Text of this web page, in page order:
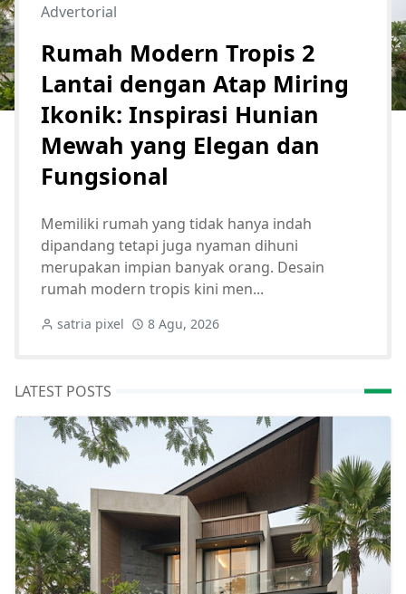
Advertorial
Rumah Modern Tropis 2
Lantai dengan Atap Miring
Ikonik: Inspirasi Hunian
Mewah yang Elegan dan
Fungsional
Memiliki rumah yang tidak hanya indah
dipandang tetapi juga nyaman dihuni
merupakan impian banyak orang. Desain
rumah modern tropis kini men...
satria pixel 8 Agu, 2026
LATEST POSTS